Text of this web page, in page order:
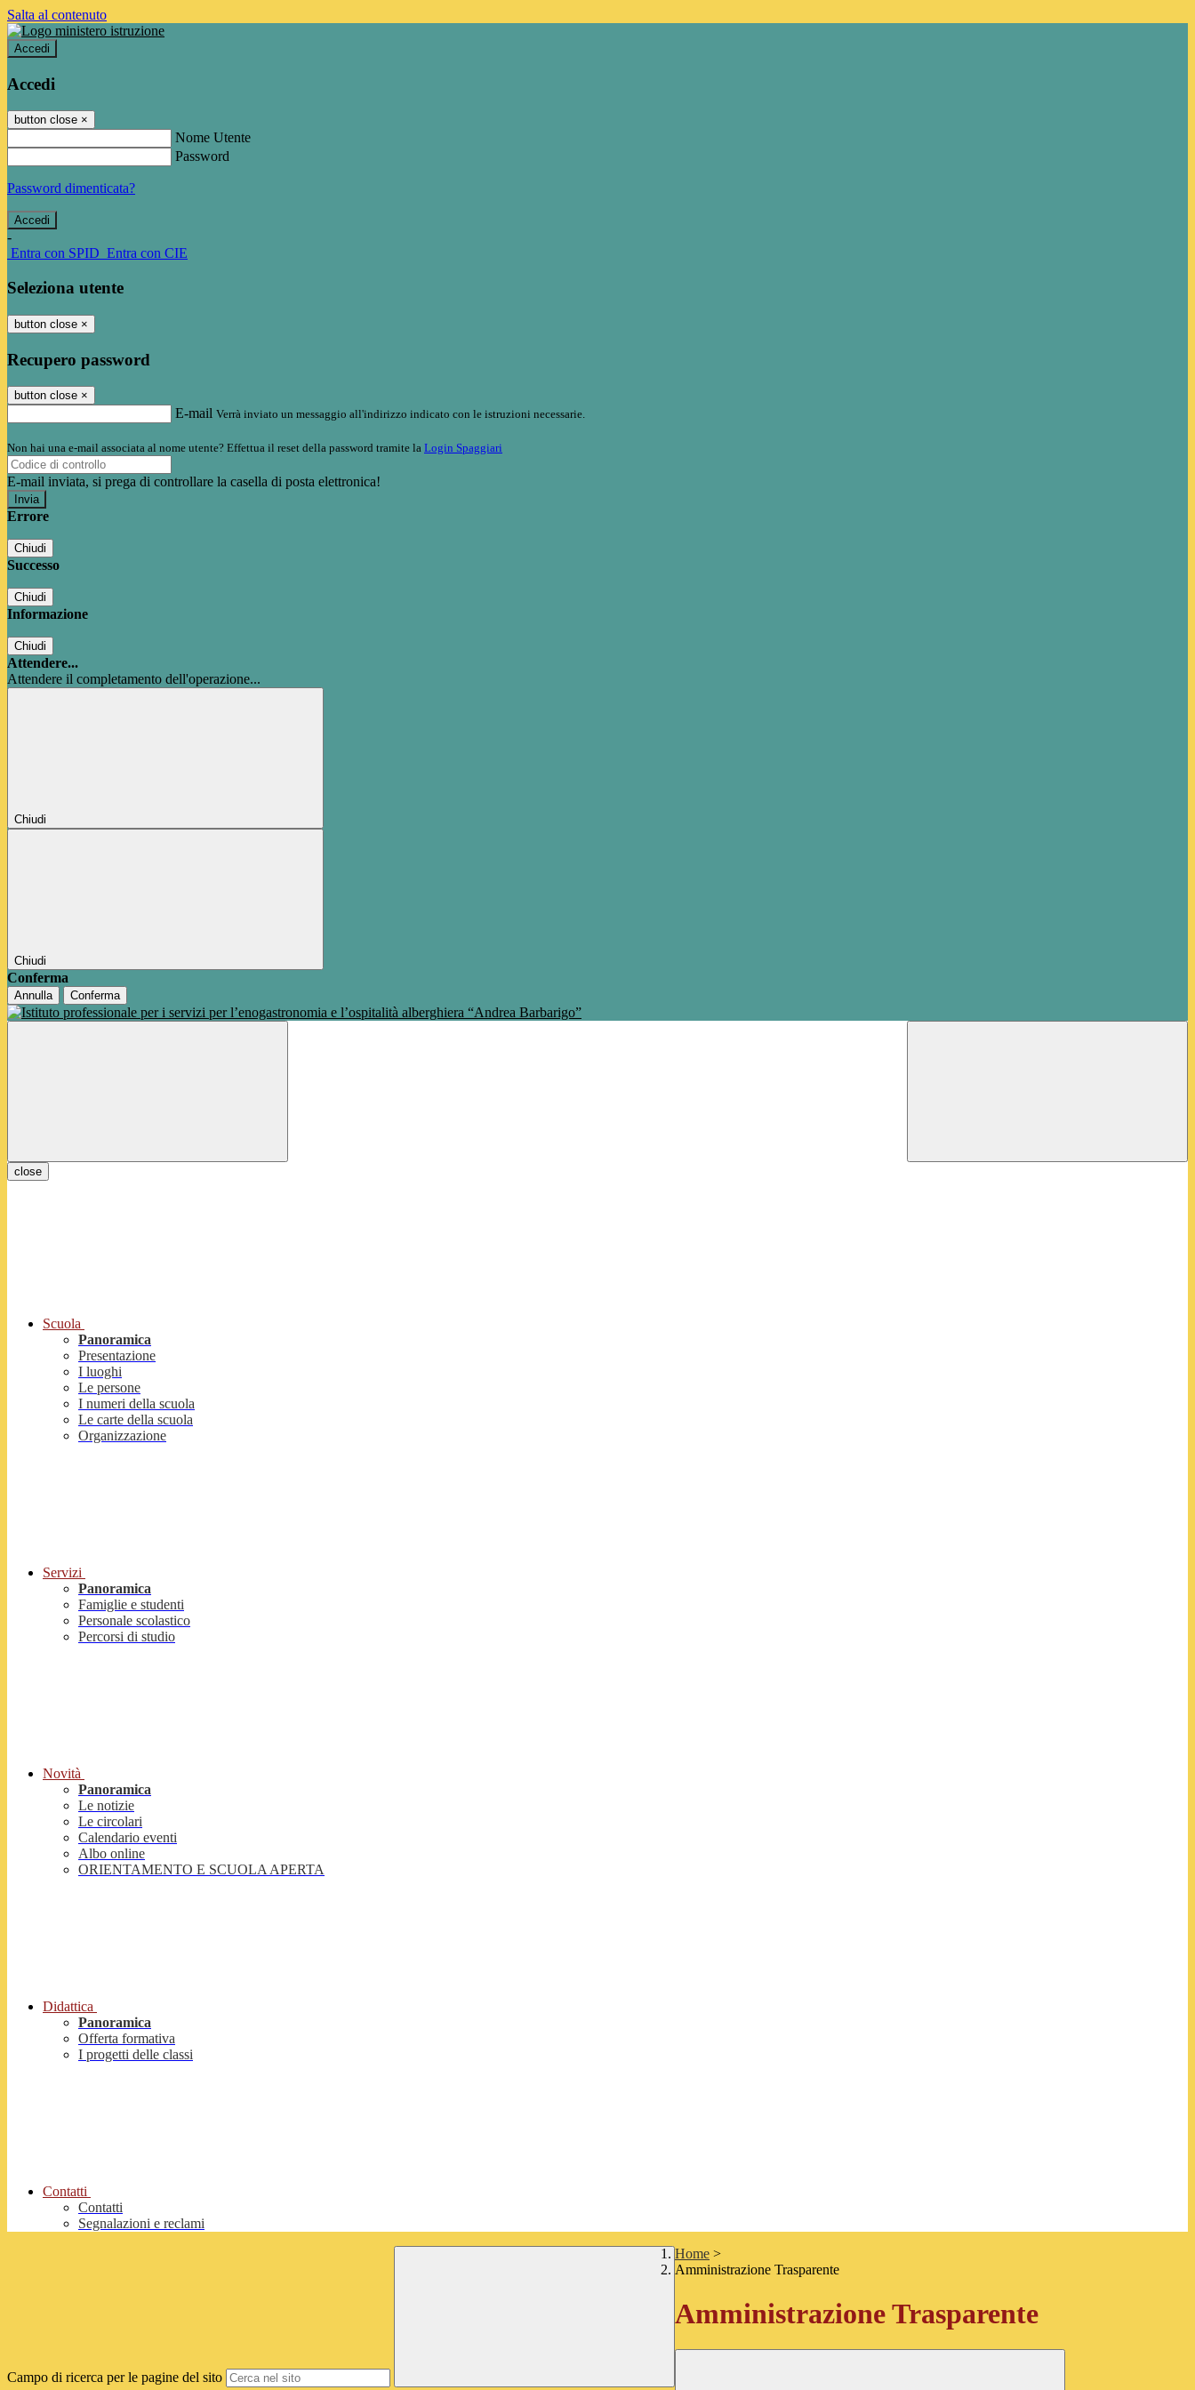
Salta al contenuto
Accedi
Accedi
button close ×
Nome Utente
Password
Password dimenticata?
-
Entra con SPID Entra con CIE
Seleziona utente
button close ×
Recupero password
button close ×
E-mail Verrà inviato un messaggio all'indirizzo indicato con le istruzioni necessarie.
Non hai una e-mail associata al nome utente? Effettua il reset della password tramite la Login Spaggiari
E-mail inviata, si prega di controllare la casella di posta elettronica!
Errore
Chiudi
Successo
Chiudi
Informazione
Chiudi
Attendere...
Attendere il completamento dell'operazione...
Chiudi
Chiudi
Conferma
Annulla Conferma
close
Scuola
Panoramica
Presentazione
I luoghi
Le persone
I numeri della scuola
Le carte della scuola
Organizzazione
Servizi
Panoramica
Famiglie e studenti
Personale scolastico
Percorsi di studio
Novità
Panoramica
Le notizie
Le circolari
Calendario eventi
Albo online
ORIENTAMENTO E SCUOLA APERTA
Didattica
Panoramica
Offerta formativa
I progetti delle classi
Contatti
Contatti
Segnalazioni e reclami
Campo di ricerca per le pagine del sito
Home >
Amministrazione Trasparente
Amministrazione Trasparente